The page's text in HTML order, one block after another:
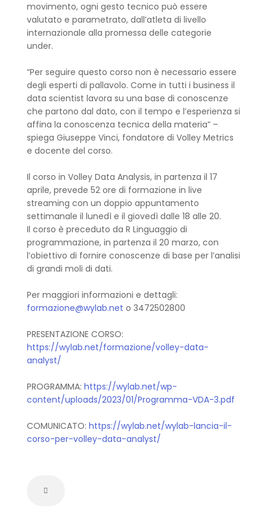
movimento, ogni gesto tecnico può essere
valutato e parametrato, dall’atleta di livello
internazionale alla promessa delle categorie
under.
“Per seguire questo corso non è necessario essere
degli esperti di pallavolo. Come in tutti i business il
data scientist lavora su una base di conoscenze
che partono dal dato, con il tempo e l’esperienza si
affina la conoscenza tecnica della materia” –
spiega Giuseppe Vinci, fondatore di Volley Metrics
e docente del corso.
Il corso in Volley Data Analysis, in partenza il 17
aprile, prevede 52 ore di formazione in live
streaming con un doppio appuntamento
settimanale il lunedì e il giovedì dalle 18 alle 20.
Il corso è preceduto da R Linguaggio di
programmazione, in partenza il 20 marzo, con
l’obiettivo di fornire conoscenze di base per l’analisi
di grandi moli di dati.
Per maggiori informazioni e dettagli:
formazione@wylab.net o 3472502800
PRESENTAZIONE CORSO:
https://wylab.net/formazione/volley-data-
analyst/
PROGRAMMA: https://wylab.net/wp-
content/uploads/2023/01/Programma-VDA-3.pdf
COMUNICATO: https://wylab.net/wylab-lancia-il-
corso-per-volley-data-analyst/